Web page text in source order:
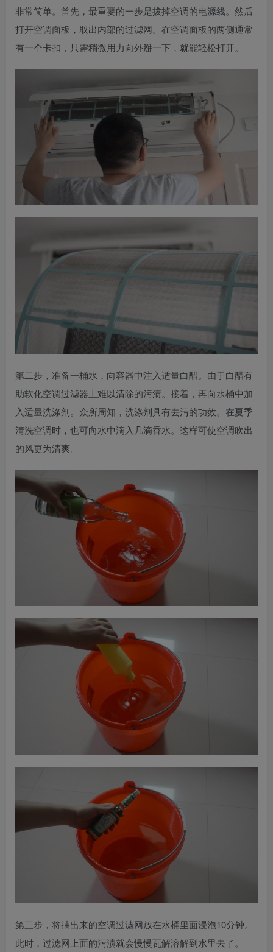
非常简单。首先，最重要的一步是拔掉空调的电源线。然后
打开空调面板，取出内部的过滤网。在空调面板的两侧通常
有一个卡扣，只需稍微用力向外掰一下，就能轻松打开。
第二步，准备一桶水，向容器中注入适量白醋。由于白醋有
助软化空调过滤器上难以清除的污渍。接着，再向水桶中加
入适量洗涤剂。众所周知，洗涤剂具有去污的功效。在夏季
清洗空调时，也可向水中滴入几滴香水。这样可使空调吹出
的风更为清爽。
第三步，将抽出来的空调过滤网放在水桶里面浸泡10分钟。
此时，过滤网上面的污渍就会慢慢瓦解溶解到水里去了。